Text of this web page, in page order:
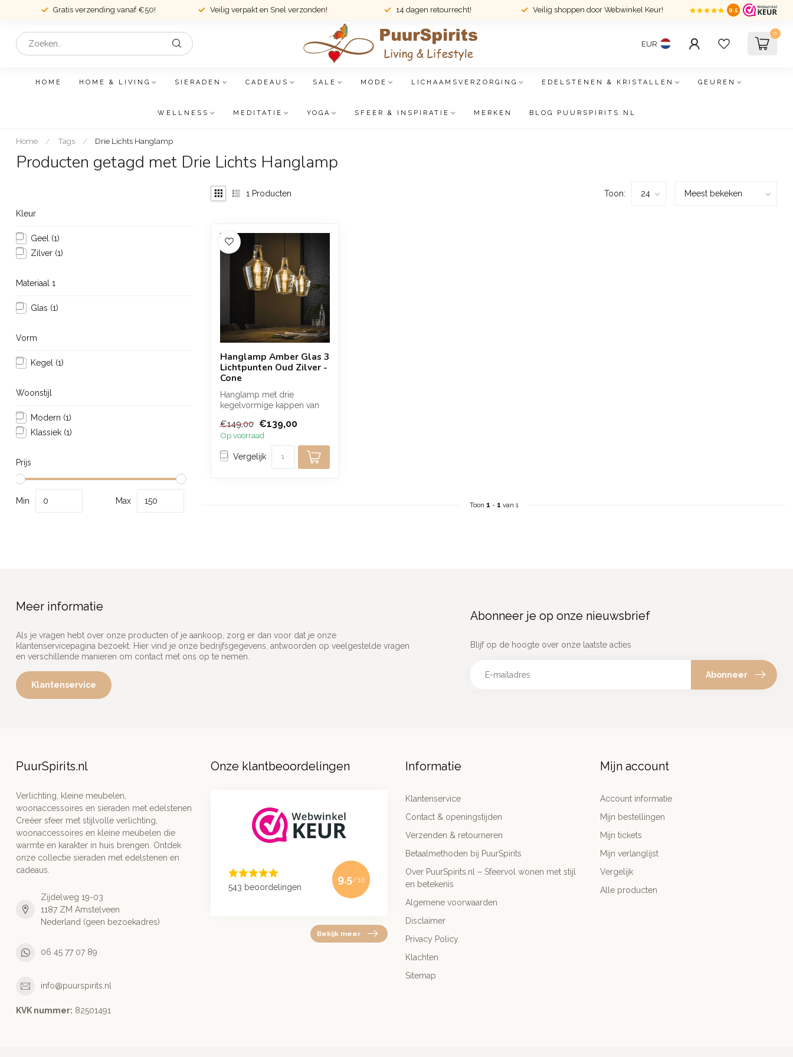
Gratis verzending vanaf €50! Veilig verpakt en Snel verzonden! 14 dagen retourrecht! Veilig shoppen door Webwinkel Keur! 9.5
EUR
0
HOME HOME & LIVING SIERADEN CADEAUS SALE MODE LICHAAMSVERZORGING EDELSTENEN & KRISTALLEN GEUREN
WELLNESS MEDITATIE YOGA SFEER & INSPIRATIE MERKEN BLOG PUURSPIRITS.NL
Home / Tags / Drie Lichts Hanglamp
Producten getagd met Drie Lichts Hanglamp
Kleur
Geel (1)
Zilver (1)
Materiaal 1
Glas (1)
Vorm
Kegel (1)
Woonstijl
Modern (1)
Klassiek (1)
Prijs
Min Max
1 Producten Toon:
Hanglamp Amber Glas 3
Lichtpunten Oud Zilver -
Cone
Hanglamp met drie
kegelvormige kappen van
een warme e...
€149,00 €139,00
Op voorraad
Vergelijk
Toon 1 - 1 van 1
Meer informatie
Als je vragen hebt over onze producten of je aankoop, zorg er dan voor dat je onze
klantenservicepagina bezoekt. Hier vind je onze bedrijfsgegevens, antwoorden op veelgestelde vragen
en verschillende manieren om contact met ons op te nemen.
Klantenservice
Abonneer je op onze nieuwsbrief
Blijf op de hoogte over onze laatste acties
Abonneer
PuurSpirits.nl
Verlichting, kleine meubelen,
woonaccessoires en sieraden met edelstenen
Creëer sfeer met stijlvolle verlichting,
woonaccessoires en kleine meubelen die
warmte en karakter in huis brengen. Ontdek
onze collectie sieraden met edelstenen en
cadeaus.
Zijdelweg 19-03
1187 ZM Amstelveen
Nederland (geen bezoekadres)
06 45 77 07 89
info@puurspirits.nl
KVK nummer: 82501491
Onze klantbeoordelingen
543 beoordelingen
9.5/10
Bekijk meer
Informatie
Klantenservice
Contact & openingstijden
Verzenden & retourneren
Betaalmethoden bij PuurSpirits
Over PuurSpirits.nl – Sfeervol wonen met stijl
en betekenis
Algemene voorwaarden
Disclaimer
Privacy Policy
Klachten
Sitemap
Mijn account
Account informatie
Mijn bestellingen
Mijn tickets
Mijn verlanglijst
Vergelijk
Alle producten